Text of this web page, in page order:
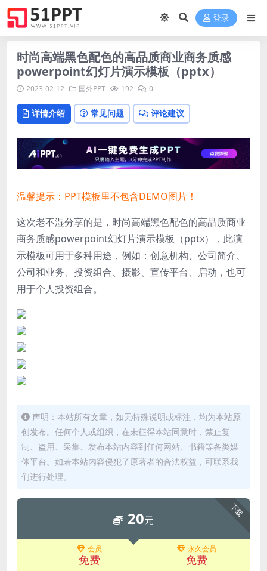
登录
时尚高端黑色配色的高品质商业商务质感
powerpoint幻灯片演示模板（pptx）
2023-02-12 国外PPT 192 0
详情介绍 常见问题 评论建议
温馨提示：PPT模板里不包含DEMO图片！
这次老不湿分享的是，时尚高端黑色配色的高品质商业
商务质感powerpoint幻灯片演示模板（pptx），此演
示模板可用于多种用途，例如：创意机构、公司简介、
公司和业务、投资组合、摄影、宣传平台、启动，也可
用于个人投资组合。
声明：本站所有文章，如无特殊说明或标注，均为本站原
创发布。任何个人或组织，在未征得本站同意时，禁止复
制、盗用、采集、发布本站内容到任何网站、书籍等各类媒
体平台。如若本站内容侵犯了原著者的合法权益，可联系我
们进行处理。
下载
20元
会员
免费
永久会员
免费